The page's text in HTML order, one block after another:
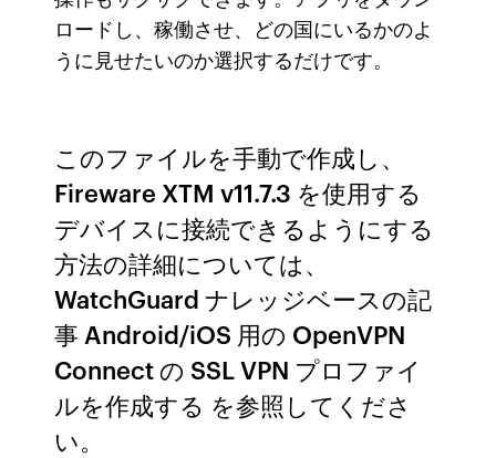
ロードし、稼働させ、どの国にいるかのよ
うに見せたいのか選択するだけです。
このファイルを手動で作成し、
Fireware XTM v11.7.3 を使用する
デバイスに接続できるようにする
方法の詳細については、
WatchGuard ナレッジベースの記
事 Android/iOS 用の OpenVPN
Connect の SSL VPN プロファイ
ルを作成する を参照してくださ
い。